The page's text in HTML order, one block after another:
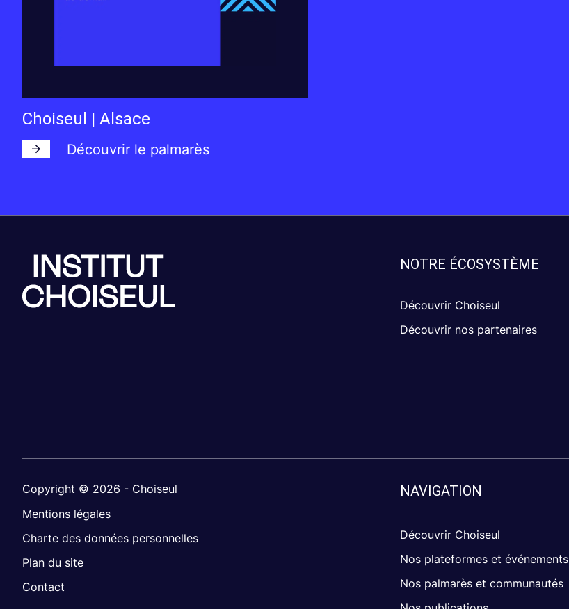
Choiseul | Alsace
Découvrir le palmarès
NOTRE ÉCOSYSTÈME
Découvrir Choiseul
Découvrir nos partenaires
Copyright © 2026 - Choiseul
Mentions légales
Charte des données personnelles
Plan du site
Contact
NAVIGATION
Découvrir Choiseul
Nos plateformes et événements
Nos palmarès et communautés